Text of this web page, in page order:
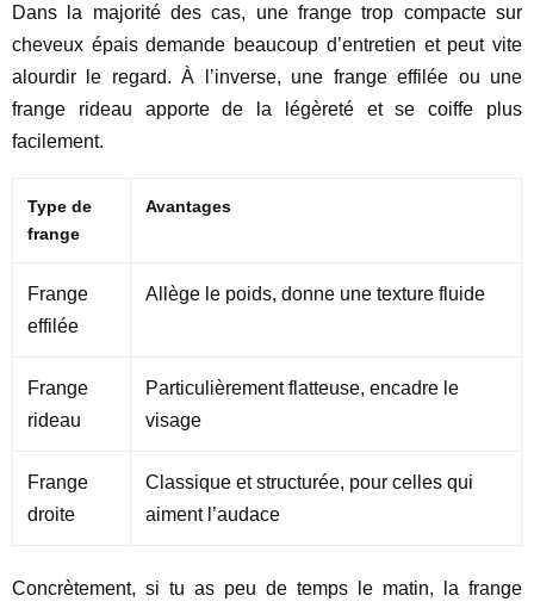
Dans la majorité des cas, une frange trop compacte sur
cheveux épais demande beaucoup d’entretien et peut vite
alourdir le regard. À l’inverse, une frange effilée ou une
frange rideau apporte de la légèreté et se coiffe plus
facilement.
Type de
frange
Avantages
Frange
effilée
Allège le poids, donne une texture fluide
Frange
rideau
Particulièrement flatteuse, encadre le
visage
Frange
droite
Classique et structurée, pour celles qui
aiment l’audace
Concrètement, si tu as peu de temps le matin, la frange